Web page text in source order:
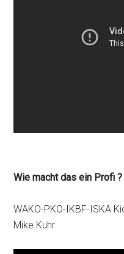
Wie macht das ein Profi ?
WAKO-PKO-IKBF-ISKA
Mike Kuhr